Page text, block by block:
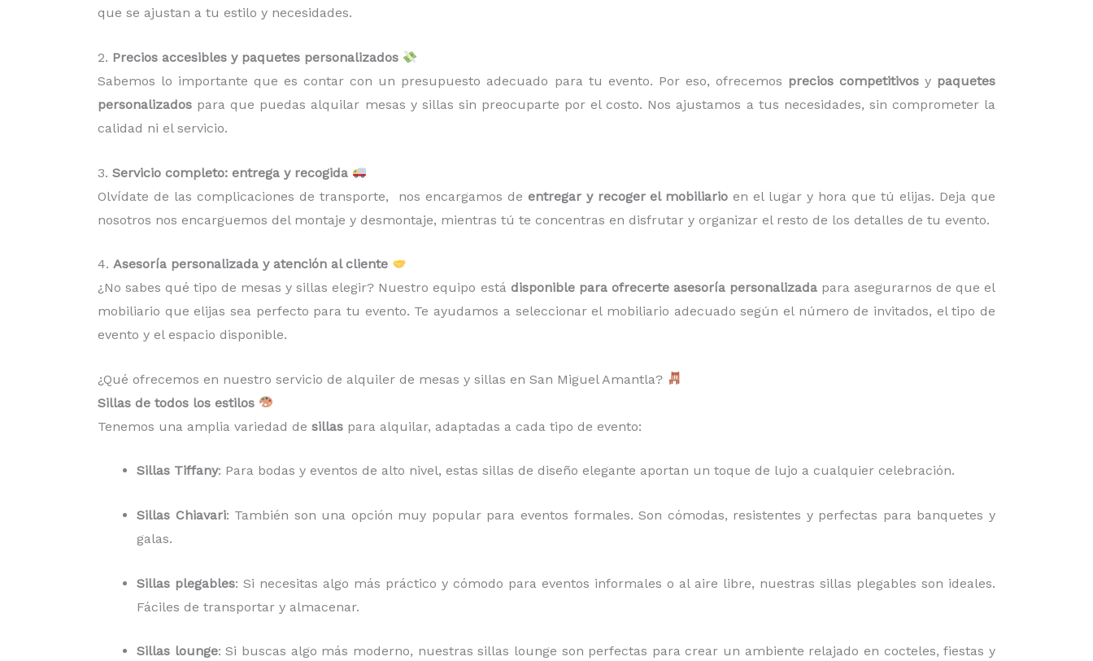
que se ajustan a tu estilo y necesidades.
2. Precios accesibles y paquetes personalizados
Sabemos lo importante que es contar con un presupuesto adecuado para tu evento. Por eso, ofrecemos precios competitivosy paquetes
personalizados para que puedas alquilar mesas y sillas sin preocuparte por el costo. Nos ajustamos a tus necesidades, sin comprometer la
calidad ni el servicio.
3. Servicio completo: entrega y recogida
Olvídate de las complicaciones de transporte, nos encargamos de entregar y recoger el mobiliario en el lugar y hora que tú elijas. Deja que
nosotros nos encarguemos del montaje y desmontaje, mientras tú te concentras en disfrutar y organizar el resto de los detalles de tu evento.
4. Asesoría personalizada y atención al cliente
¿No sabes qué tipo de mesas y sillas elegir? Nuestro equipo está disponible para ofrecerte asesoría personalizadapara asegurarnos de que el
mobiliario que elijas sea perfecto para tu evento. Te ayudamos a seleccionar el mobiliario adecuado según el número de invitados, el tipo de
evento y el espacio disponible.
¿Qué ofrecemos en nuestro servicio de alquiler de mesas y sillas en San Miguel Amantla?
Sillas de todos los estilos
Tenemos una amplia variedad de sillas para alquilar, adaptadas a cada tipo de evento:
Sillas Tiffany: Para bodas y eventos de alto nivel, estas sillas de diseño elegante aportan un toque de lujo a cualquier celebración.
Sillas Chiavari: También son una opción muy popular para eventos formales. Son cómodas, resistentes y perfectas para banquetes y
galas.
Sillas plegables: Si necesitas algo más práctico y cómodo para eventos informales o al aire libre, nuestras sillas plegables son ideales.
Fáciles de transportar y almacenar.
Sillas lounge: Si buscas algo más moderno, nuestras sillas lounge son perfectas para crear un ambiente relajado en cocteles, fiestas y